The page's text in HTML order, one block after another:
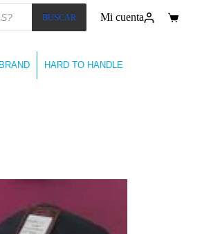
BUSCAR Mi cuenta
Carro
HARD TO HANDLE